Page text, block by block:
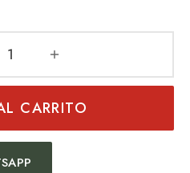
CARRITO